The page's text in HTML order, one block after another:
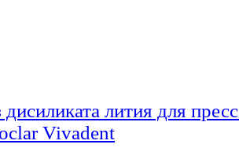
дисиликата лития для
Vivadent